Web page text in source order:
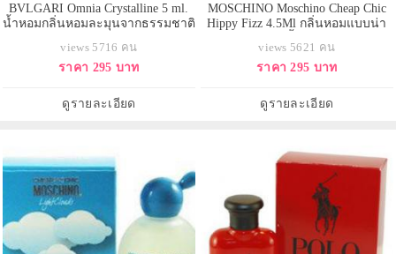
BVLGARI Omnia Crystalline 5 ml.
น้ำหอมกลิ่นหอมละมุนจากธรรมชาติ
เหมาะกับสาวๆที่ทันสมัยผู้หลงใหลใน
กลิ่นหอมแบบนุ่มๆ ขวดน้ำหอมที่ได้
บอกถึง ความบอบบาง สง่างาม รัก
สงบ แต่เต็มไป ด้วยพลังของห
views 5716 คน
ราคา 295 บาท
ดูรายละเอียด
MOSCHINO Moschino Cheap Chic
Hippy Fizz 4.5Ml กลิ่นหอมแบบน่า
เดียวกันก็ให้ความหวานนิดๆ ของ
ดอกไม้หลายชนิด ตัวนี้ใช้ได้
ไม่ฉุนค่ะ
views 5621 คน
ราคา 295 บาท
ดูรายละเอียด